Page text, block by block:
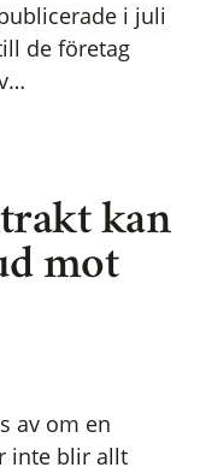
i juli
de företag
kan
mot
av om en
inte blir allt